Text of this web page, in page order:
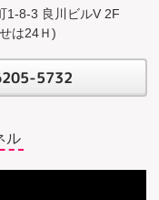
1-8-3 良川ビルV 2F
は24Ｈ)
5732
ル